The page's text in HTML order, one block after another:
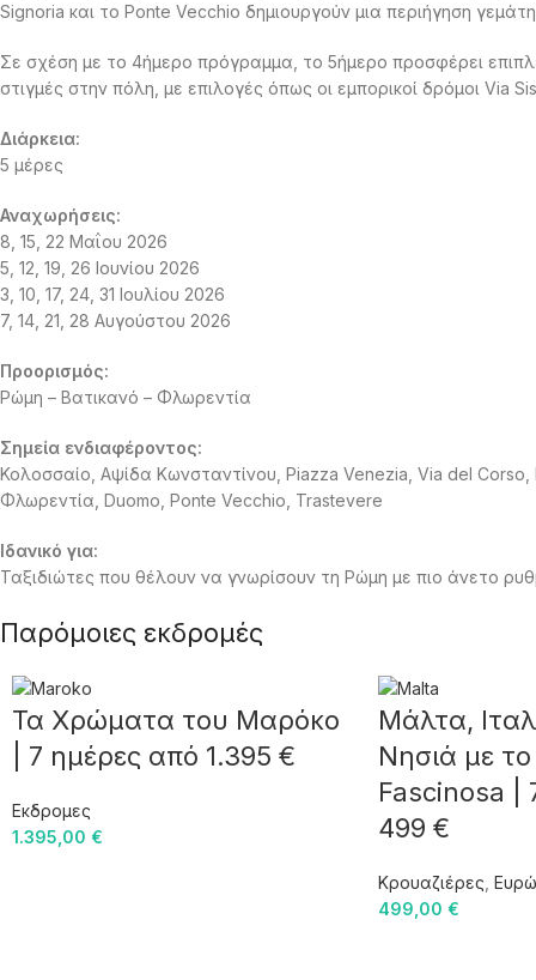
Signoria και το Ponte Vecchio δημιουργούν μια περιήγηση
Σε σχέση με το 4ήμερο πρόγραμμα, το 5ήμερο προσφέρει
στιγμές στην πόλη, με επιλογές όπως οι εμπορικοί δρόμοι Via
Διάρκεια:
5 μέρες
Αναχωρήσεις:
8, 15, 22 Μαΐου 2026
5, 12, 19, 26 Ιουνίου 2026
3, 10, 17, 24, 31 Ιουλίου 2026
7, 14, 21, 28 Αυγούστου 2026
Προορισμός:
Ρώμη – Βατικανό – Φλωρεντία
Σημεία ενδιαφέροντος:
Κολοσσαίο, Αψίδα Κωνσταντίνου, Piazza Venezia, Via del
Φλωρεντία, Duomo, Ponte Vecchio, Trastevere
Ιδανικό για:
Ταξιδιώτες που θέλουν να γνωρίσουν τη Ρώμη με πιο άνετο
Παρόμοιες εκδρομές
Τα Χρώματα του Μαρόκο
| 7 ημέρες από 1.395 €
Εκδρομες
1.395,00 €
Μάλτα,
Νησιά με
Fascinosa |
499 €
Κρουαζιέρες
499,00 €